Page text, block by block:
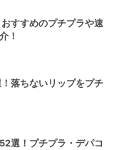
すすめのプチプラや速
！
落ちないリップをプチ
選！プチプラ・デパコ